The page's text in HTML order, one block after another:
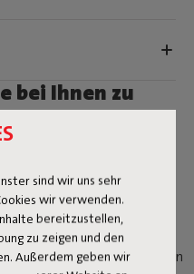
sind wir uns sehr
wir verwenden.
bereitzustellen,
zu zeigen und den
Außerdem geben wir
bei Ihnen zu
verwenden Sie den
DESIGN
der von den bekannten